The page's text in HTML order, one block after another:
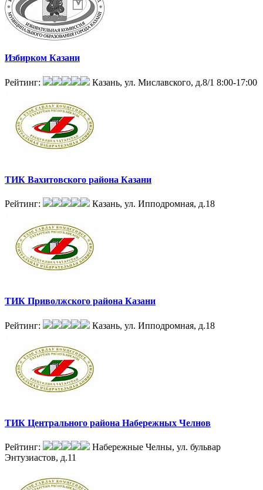
Избирком Казани
Рейтинг: Казань, ул. Миславского, д.8/1 8:00-17:00
ТИК Вахитовского района Казани
Рейтинг: Казань, ул. Ипподромная, д.18
ТИК Приволжского района Казани
Рейтинг: Казань, ул. Ипподромная, д.18
ТИК Центрального района Набережных Челнов
Рейтинг:
Набережные Челны, ул. бульвар
Энтузиастов, д.11